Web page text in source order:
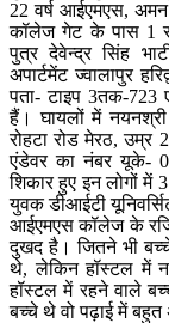
22 वर्ष आईएमएस, अमन
कॉलेज गेट के पास 1
पुत्र देवेन्द्र सिंह
अपार्टमेंट ज्वालापुर
पता- टाइप 3तक-723
हैं। घायलों में
रोहटा रोड मेरठ, उम्र
एंडेवर का नंबर यूके-
शिकार हुए इन लोगों में
युवक डीआईटी
आईएमएस कॉलेज के
दुखद है। जितने भी
थे, लेकिन हॉस्टल में
हॉस्टल में रहने वाले
बच्चे थे वो पढ़ाई में